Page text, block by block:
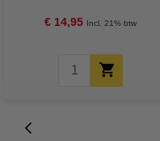
€ 14,95 Incl. 21% btw